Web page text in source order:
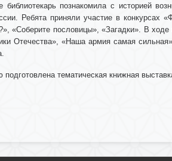
библиотекарь познакомила с историей
Ребята приняли участие в конкурсах
«Соберите пословицы», «Загадки». В
Отечества», «Наша армия самая
подготовлена тематическая книжная